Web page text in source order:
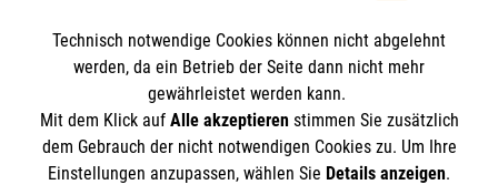
Cookies verwalten|AGB|Impressum|Datenschutz
Barrierefreiheit |Kontakt| Sharepoint|Mediathek
Technisch notwendige Cookies können nicht abgelehnt
werden, da ein Betrieb der Seite dann nicht mehr
gewährleistet werden kann.
Mit dem Klick auf Alle akzeptierenstimmen Sie zusätzlich
dem Gebrauch der nicht notwendigen Cookies zu. Um Ihre
Einstellungen anzupassen, wählen Sie Details anzeigen.